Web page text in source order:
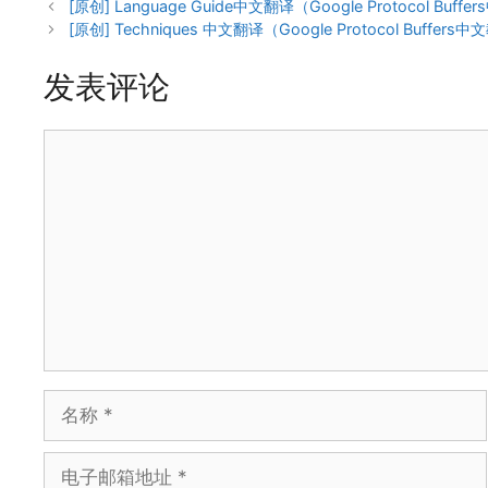
签
[原创] Language Guide中文翻译（Google Protocol Buffers
[原创] Techniques 中文翻译（Google Protocol Buffers中文
发表评论